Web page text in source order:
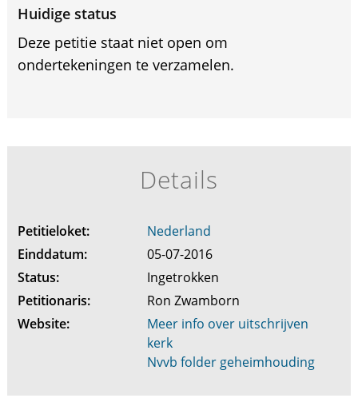
Huidige status
Deze petitie staat niet open om
ondertekeningen te verzamelen.
Details
Petitieloket:
Nederland
Einddatum:
05-07-2016
Status:
Ingetrokken
Petitionaris:
Ron Zwamborn
Website:
Meer info over uitschrijven
kerk
Nvvb folder geheimhouding